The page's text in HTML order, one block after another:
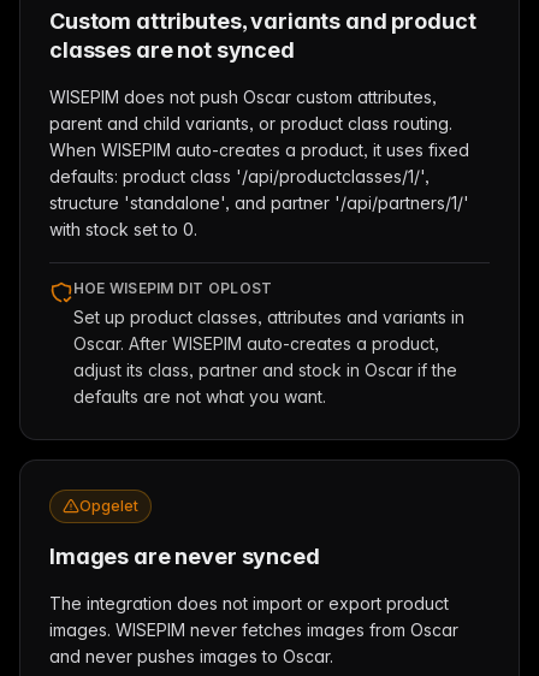
Custom attributes, variants and product
classes are not synced
WISEPIM does not push Oscar custom attributes,
parent and child variants, or product class routing.
When WISEPIM auto-creates a product, it uses fixed
defaults: product class '/api/productclasses/1/',
structure 'standalone', and partner '/api/partners/1/'
with stock set to 0.
HOE WISEPIM DIT OPLOST
Set up product classes, attributes and variants in
Oscar. After WISEPIM auto-creates a product,
adjust its class, partner and stock in Oscar if the
defaults are not what you want.
Opgelet
Images are never synced
The integration does not import or export product
images. WISEPIM never fetches images from Oscar
and never pushes images to Oscar.